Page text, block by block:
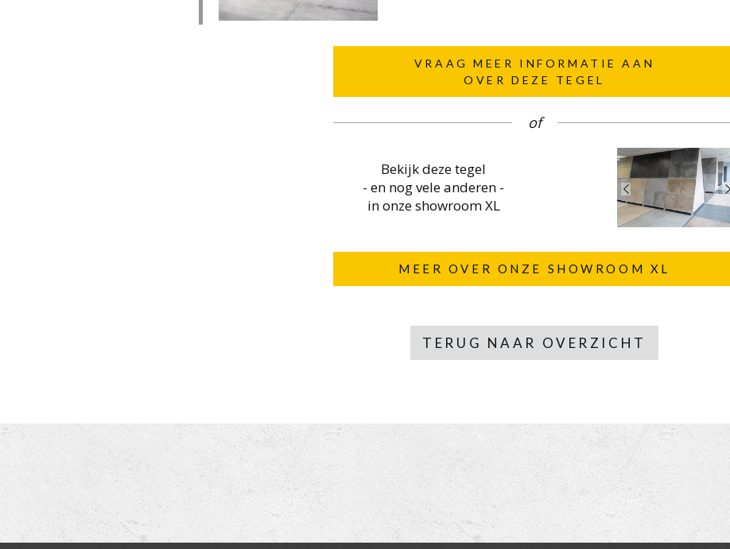
VRAAG MEER INFORMATIE AAN
OVER DEZE TEGEL
of
Bekijk deze tegel
- en nog vele anderen -
in onze showroom XL
MEER OVER ONZE SHOWROOM XL
TERUG NAAR OVERZICHT